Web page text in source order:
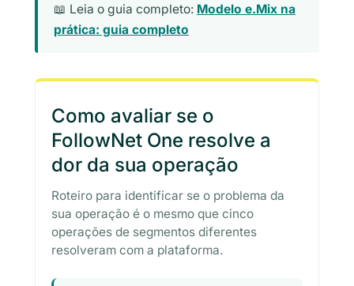
📖 Leia o guia completo: Modelo e.Mix na
prática: guia completo
Como avaliar se o
FollowNet One resolve a
dor da sua operação
Roteiro para identificar se o problema da
sua operação é o mesmo que cinco
operações de segmentos diferentes
resolveram com a plataforma.